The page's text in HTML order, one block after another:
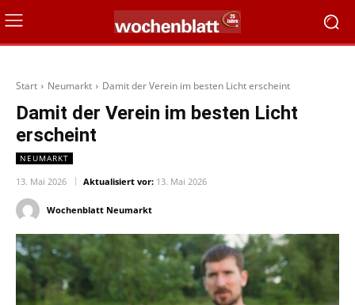
Start Neumarkt Damit der Verein im besten Licht erscheint
Damit der Verein im besten Licht
erscheint
NEUMARKT
13. Mai 2026 Aktualisiert vor: 13. Mai 2026
Wochenblatt Neumarkt